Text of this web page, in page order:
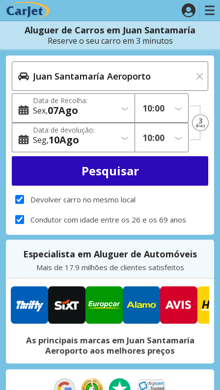
Aluguer de Carros em Juan Santamaría
Reserve o seu carro em 3 minutos
Data de Recolha:
Sex 07Ago
Data de devolução:
Seg 10Ago
3
dias
Devolver carro no mesmo local
Condutor com idade entre os 26 e os 69 anos
Especialista em Aluguer de Automóveis
Mais de 17.9 milhões de clientes satisfeitos
As principais marcas em Juan Santamaría
Aeroporto aos melhores preços